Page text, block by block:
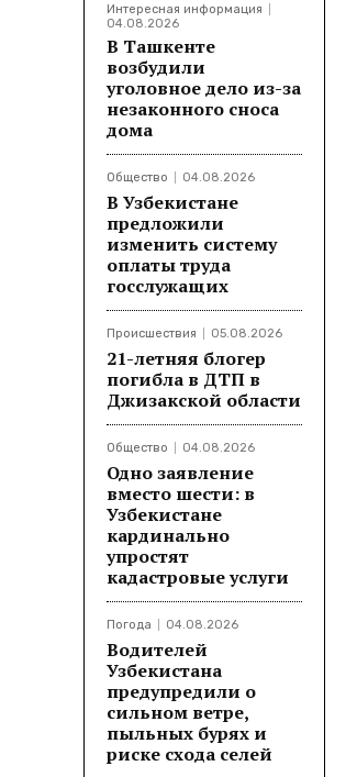
Интересная информация
04.08.2026
В Ташкенте
возбудили
уголовное дело из-за
незаконного сноса
дома
Общество 04.08.2026
В Узбекистане
предложили
изменить систему
оплаты труда
госслужащих
Происшествия 05.08.2026
21-летняя блогер
погибла в ДТП в
Джизакской области
Общество 04.08.2026
Одно заявление
вместо шести: в
Узбекистане
кардинально
упростят
кадастровые услуги
Погода 04.08.2026
Водителей
Узбекистана
предупредили о
сильном ветре,
пыльных бурях и
риске схода селей